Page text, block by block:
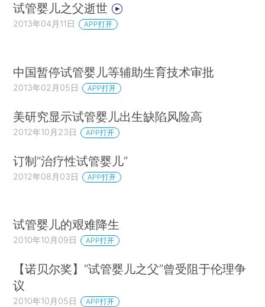
试管婴儿之父逝世
2013年04月11日 APP打开
中国暂停试管婴儿等辅助生育技术审批
2013年02月05日 APP打开
美研究显示试管婴儿出生缺陷风险高
2012年10月23日 APP打开
订制“治疗性试管婴儿”
2012年08月03日 APP打开
试管婴儿的艰难降生
2010年10月09日 APP打开
【诺贝尔奖】“试管婴儿之父”曾受阻于伦理争
议
2010年10月05日 APP打开